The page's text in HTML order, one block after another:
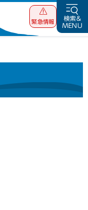
緊急情報
検索&
MENU